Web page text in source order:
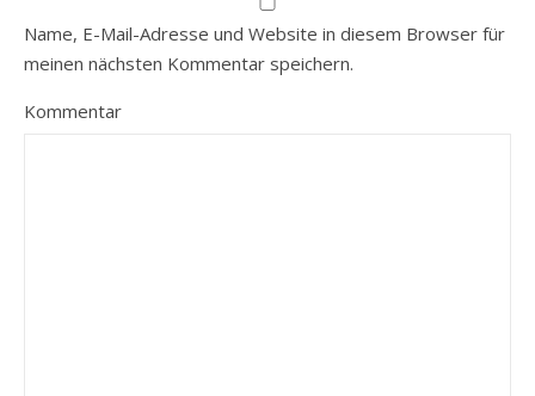
Name, E-Mail-Adresse und Website in diesem Browser für
meinen nächsten Kommentar speichern.
Kommentar